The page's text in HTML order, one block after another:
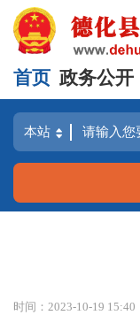
首页 政务公开
时间：2023-10-19 15:40